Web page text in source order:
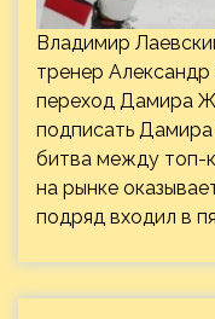
Владимир
тренер
переход Дамира
подписать
битва между топ-
на рынке
подряд входил в